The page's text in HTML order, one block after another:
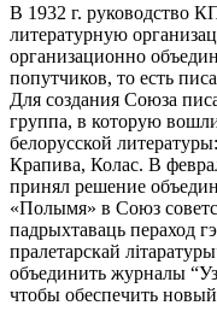
В 1932 г. руководство
литературную
организационно
попутчиков, то есть
Для создания Союза
группа, в которую
белорусской
Крапива, Колас. В
принял решение
«Полымя» в Союз
падрыхтаваць пераход
пралетарскай
объединить журналы
чтобы обеспечить